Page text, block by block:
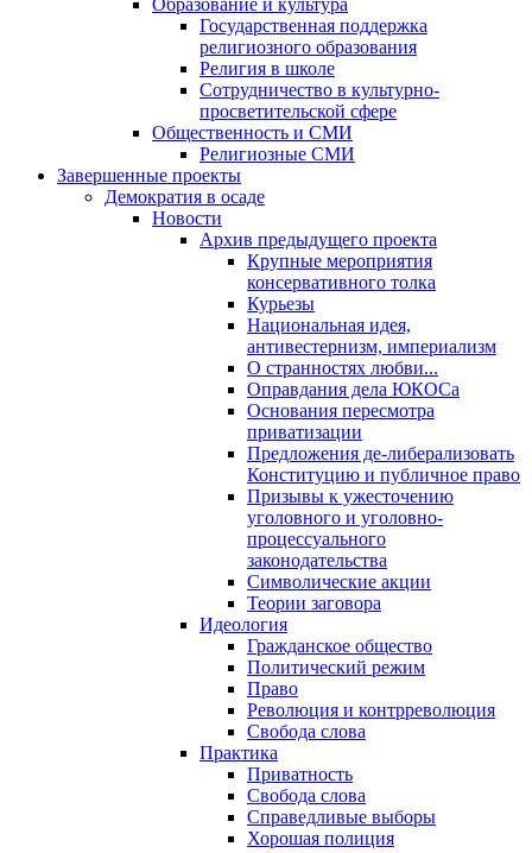
Образование и культура
Государственная поддержка
религиозного образования
Религия в школе
Сотрудничество в культурно-
просветительской сфере
Общественность и СМИ
Религиозные СМИ
Завершенные проекты
Демократия в осаде
Новости
Архив предыдущего проекта
Крупные мероприятия
консервативного толка
Курьезы
Национальная идея,
антивестернизм, империализм
О странностях любви...
Оправдания дела ЮКОСа
Основания пересмотра
приватизации
Предложения де-либерализовать
Конституцию и публичное право
Призывы к ужесточению
уголовного и уголовно-
процессуального
законодательства
Символические акции
Теории заговора
Идеология
Гражданское общество
Политический режим
Право
Революция и контрреволюция
Свобода слова
Практика
Приватность
Свобода слова
Справедливые выборы
Хорошая полиция